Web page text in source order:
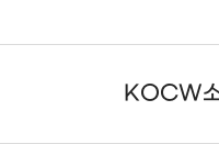
KOCW